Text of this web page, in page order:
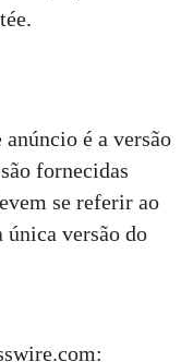
é a versão
fornecidas
se referir ao
versão do